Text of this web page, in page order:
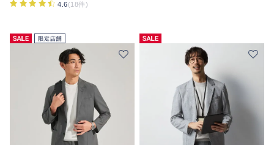
4.6(18件)